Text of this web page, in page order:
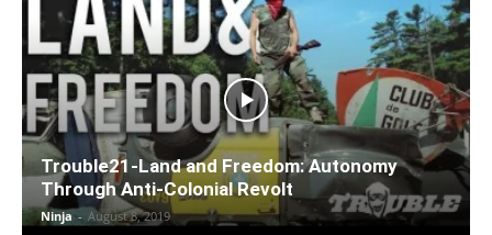
Trouble21-Land and Freedom: Autonomy
Through Anti-Colonial Revolt
Ninja - August 8, 2019